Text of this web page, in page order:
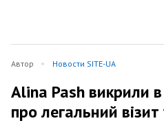
Автор Новости SITE-UA
Alina Pash викрили
про легальний